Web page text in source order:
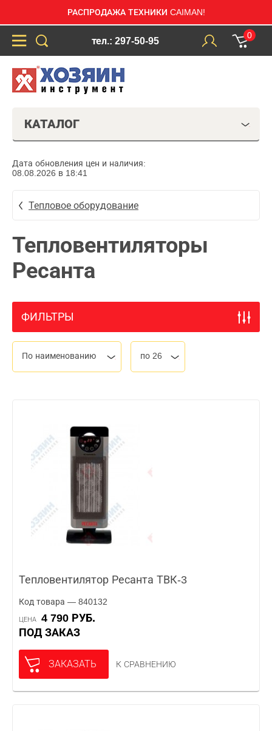
РАСПРОДАЖА ТЕХНИКИ CAIMAN!
тел.: 297-50-95
0
КАТАЛОГ
Дата обновления цен и наличия:
08.08.2026 в 18:41
Тепловое оборудование
Тепловентиляторы
Ресанта
ФИЛЬТРЫ
По наименованию по 26
Тепловентилятор Ресанта ТВК-3
Код товара — 840132
ЦЕНА
4 790 РУБ.
ПОД ЗАКАЗ
ЗАКАЗАТЬ К СРАВНЕНИЮ